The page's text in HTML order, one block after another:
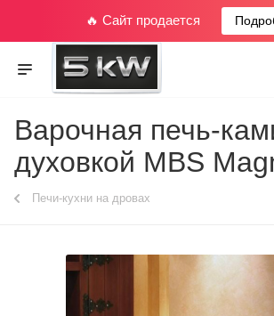
🔥 Сайт продается
Варочная печь-
духовкой MBS
Печи-кухни на дровах